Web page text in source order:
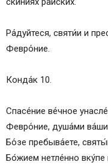
Ра́дуйтеся, святи́и и
Февро́ние.
Конда́к 10.
Спасе́ние ве́чное
Февро́ние, душа́ми
Бо́зе пребыва́ете,
Бо́жием нетле́нно вку́пе